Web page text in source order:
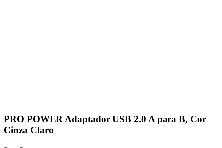
PRO POWER Adaptador USB 2.0 A para B, Cor
Cinza Claro